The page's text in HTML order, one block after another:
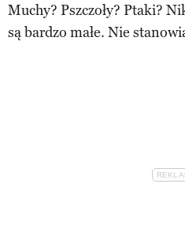
Muchy? Pszczoły? Ptaki?
są bardzo małe. Nie